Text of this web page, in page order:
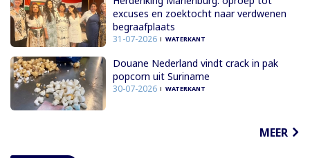
excuses en zoektocht naar verdwenen
begraafplaats
31-07-2026 WATERKANT
Douane Nederland vindt crack in pak
popcorn uit Suriname
30-07-2026 WATERKANT
MEER